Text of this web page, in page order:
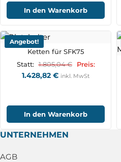
In den Warenkorb
Angebot!
Ketten für SFK75
Statt: 1.805,04€ Preis:
1.428,82 € inkl. MwSt
In den Warenkorb
UNTERNEHMEN
AGB